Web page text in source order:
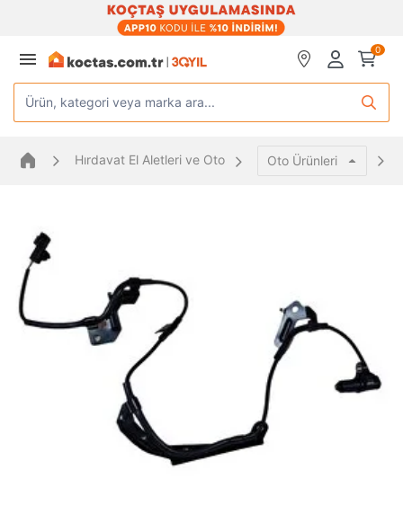
0
Ürün, kategori veya marka ara...
Hırdavat El Aletleri ve Oto Oto Ürünleri